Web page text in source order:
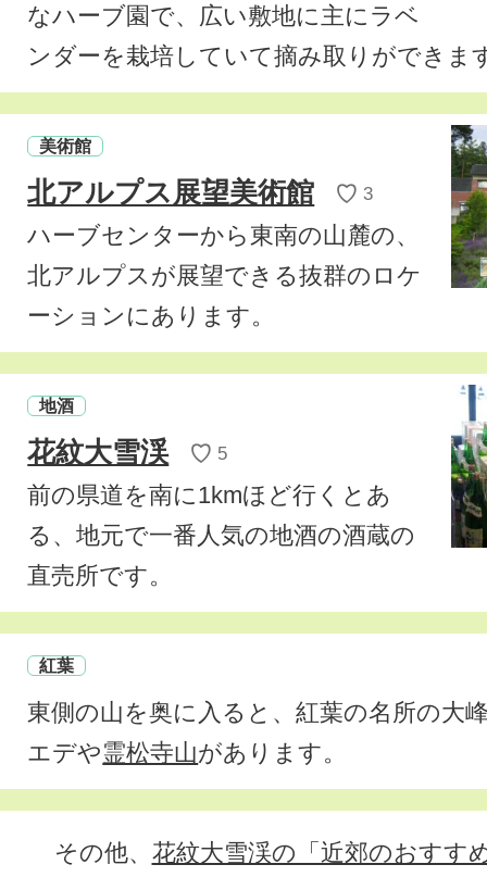
なハーブ園で、広い敷地に主にラベ
ンダーを栽培していて摘み取りができま
美術館
北アルプス展望美術館 ♡ 3
ハーブセンターから東南の山麓の、
北アルプスが展望できる抜群のロケ
ーションにあります。
地酒
花紋大雪渓 ♡ 5
前の県道を南に1kmほど行くとあ
る、地元で一番人気の地酒の酒蔵の
直売所です。
紅葉
東側の山を奥に入ると、紅葉の名所の大
エデや霊松寺山があります。
その他、 花紋大雪渓の「近郊のおすす